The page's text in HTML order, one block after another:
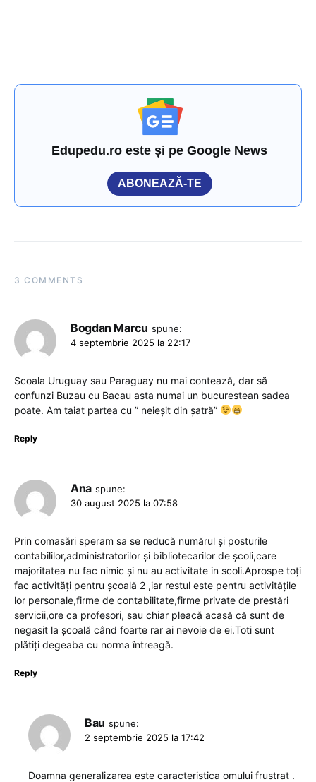
Edupedu.ro este și pe Google News
ABONEAZĂ-TE
3 COMMENTS
Bogdan Marcu spune:
4 septembrie 2025 la 22:17
Scoala Uruguay sau Paraguay nu mai contează, dar să
confunzi Buzau cu Bacau asta numai un bucurestean sadea
poate. Am taiat partea cu ” neieșit din șatră”
Reply
Ana spune:
30 august 2025 la 07:58
Prin comasări speram sa se reducă numărul și posturile
contabililor,administratorilor și bibliotecarilor de școli,care
majoritatea nu fac nimic și nu au activitate in scoli.Aprospe toți
fac activități pentru școală 2 ,iar restul este pentru activitățile
lor personale,firme de contabilitate,firme private de prestări
servicii,ore ca profesori, sau chiar pleacă acasă că sunt de
negasit la școală când foarte rar ai nevoie de ei.Toti sunt
plătiți degeaba cu norma întreagă.
Reply
Bau spune:
2 septembrie 2025 la 17:42
Doamna generalizarea este caracteristica omului frustrat .